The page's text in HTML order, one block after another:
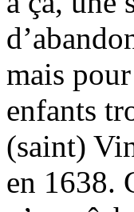
mais
enfants
(saint)
en 1638.